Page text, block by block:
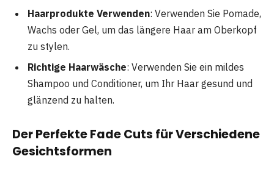
Haarprodukte Verwenden: Verwenden Sie Pomade,
Wachs oder Gel, um das längere Haar am Oberkopf
zu stylen.
Richtige Haarwäsche: Verwenden Sie ein mildes
Shampoo und Conditioner, um Ihr Haar gesund und
glänzend zu halten.
Der Perfekte Fade Cuts für Verschiedene
Gesichtsformen